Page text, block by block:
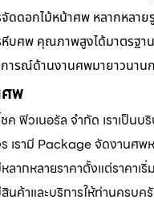
ดดอกไม้หน้าศพ หลากหลา
หีบศพ คุณภาพสูงได้มาตรฐาน
ารณ์ด้านงานศพมายาวนาน
พ
ฟิวเนอรัล จำกัด เราเป็น
เรามี Package จัดงานศพ
ลากหลายราคาตั้งแต่ราคาเ
นค้าและบริการให้ท่านครบค